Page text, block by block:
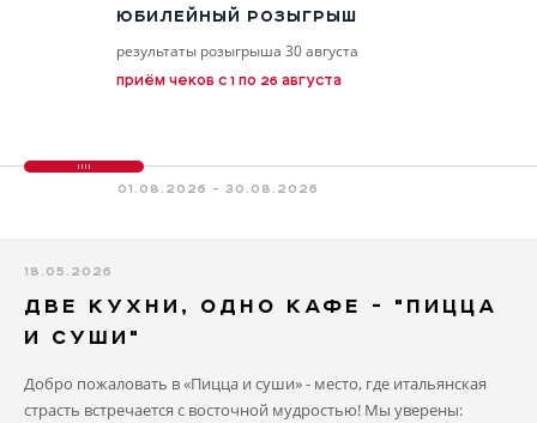
ЮБИЛЕЙНЫЙ РОЗЫГРЫШ
результаты розыгрыша 30 августа
приём чеков с 1 по 26 августа
01.08.2026 - 30.08.2026
18.05.2026
ДВЕ КУХНИ, ОДНО КАФЕ - "ПИЦЦА
И СУШИ"
Добро пожаловать в «Пицца и суши» - место, где итальянская
страсть встречается с восточной мудростью! Мы уверены: